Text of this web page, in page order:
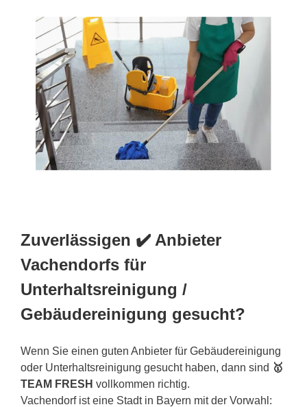
Zuverlässigen ✔️ Anbieter
Vachendorfs für
Unterhaltsreinigung /
Gebäudereinigung gesucht?
Wenn Sie einen guten Anbieter für Gebäudereinigung
oder Unterhaltsreinigung gesucht haben, dann sind 🥇
TEAM FRESH vollkommen richtig.
Vachendorf ist eine Stadt in Bayern mit der Vorwahl: